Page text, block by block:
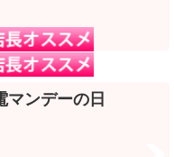
マンデーの日